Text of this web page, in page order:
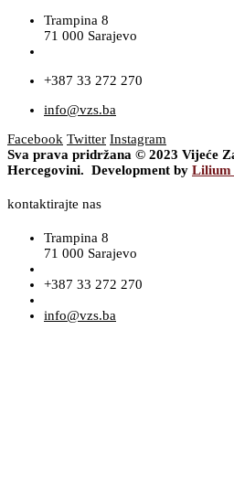
Trampina 8
71 000 Sarajevo
+387 33 272 270
info@vzs.ba
Facebook Twitter Instagram
Sva prava pridržana © 2023 Vijeće
Hercegovini. Development by Lilium
kontaktirajte nas
Trampina 8
71 000 Sarajevo
+387 33 272 270
info@vzs.ba